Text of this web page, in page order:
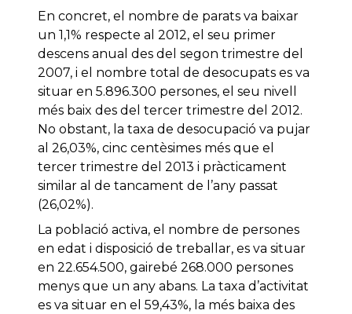
En concret, el nombre de parats va baixar
un 1,1% respecte al 2012, el seu primer
descens anual des del segon trimestre del
2007, i el nombre total de desocupats es va
situar en 5.896.300 persones, el seu nivell
més baix des del tercer trimestre del 2012.
No obstant, la taxa de desocupació va pujar
al 26,03%, cinc centèsimes més que el
tercer trimestre del 2013 i pràcticament
similar al de tancament de l’any passat
(26,02%).
La població activa, el nombre de persones
en edat i disposició de treballar, es va situar
en 22.654.500, gairebé 268.000 persones
menys que un any abans. La taxa d’activitat
es va situar en el 59,43%, la més baixa des